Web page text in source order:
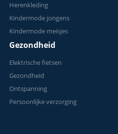
Herenkleding
Kindermode jongens
Kindermode meisjes
Gezondheid
Elektrische fietsen
Gezondheid
Ontspanning
Persoonlijke verzorging